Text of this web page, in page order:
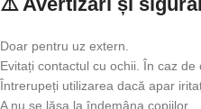
Doar pentru uz extern.
Evitați contactul cu ochii. În caz
Întrerupeți utilizarea dacă apar
A nu se lăsa la îndemâna copiilor.